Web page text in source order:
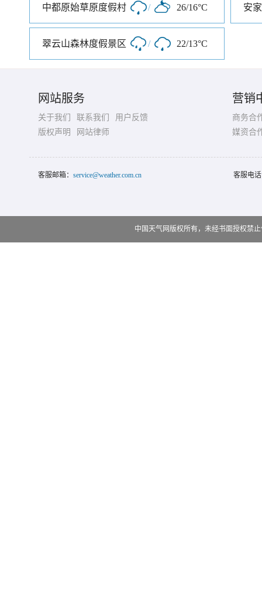
中都原始草原度假村 / 26/16°C 安
翠云山森林度假景区 / 22/13°C
网站服务
关于我们 联系我们
用户反馈
版权声明
网站律师
营销
商务合
媒资合
客服邮箱： service@weather.com.cn 客服电
中国天气网版权所有，未经书面授权